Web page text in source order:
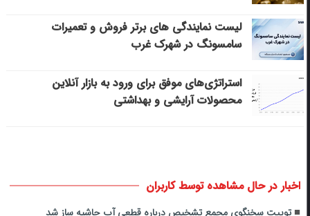
لیست نمایندگی های برتر فروش و تعمیرات
سامسونگ در شهرک غرب
استراتژی‌های موفق برای ورود به بازار آنلاین
محصولات آرایشی و بهداشتی
اخبار در حال مشاهده توسط کاربران
توییت سخنگوی مجمع تشخیص درباره قطعی آب حاشیه ساز شد